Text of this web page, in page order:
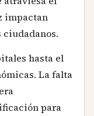
impactan
hasta el
La falta
para